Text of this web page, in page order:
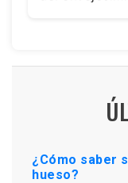
¿Cómo saber
hueso?